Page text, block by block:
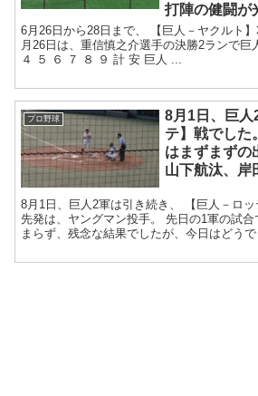
打陣の健闘が
6月26日から28日まで、 【巨人－ヤクルト
月26日は、重信慎之介選手の決勝2ランで巨
４ ５ ６ ７ ８ ９ 計 安 巨人 ...
プロ野球
8月1日、巨人
テ】戦でした
はまずまずの
山下航汰、岸
8月1日、巨人2軍は引き続き、 【巨人－ロ
先発は、ヤングマン投手。 先日の1軍の試
まらず、残念な結果でしたが、今日はどうで